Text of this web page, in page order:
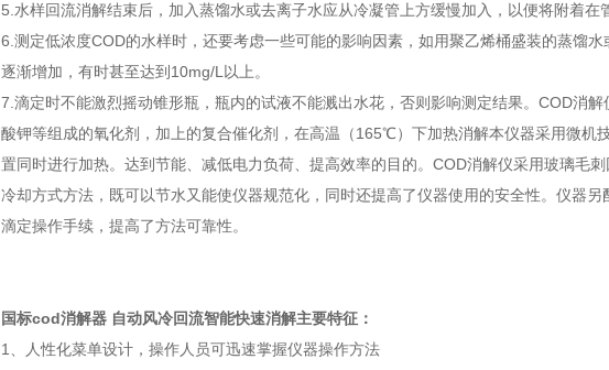
5. 水样回流消解结束后，加入蒸馏水或去离子水应从冷凝管上方缓慢加入，以便将附着在
6. 测定低浓度COD的水样时，还要考虑一些可能的影响因素，如用聚乙烯桶盛装的蒸馏
逐渐增加，有时甚至达到10mg/L以上。
7. 滴定时不能激烈摇动锥形瓶，瓶内的试液不能溅出水花，否则影响测定结果。COD消
酸钾等组成的氧化剂，加上的复合催化剂，在高温（165℃）下加热消解本仪器采用微机
置同时进行加热。达到节能、减低电力负荷、提高效率的目的。COD消解仪采用玻璃毛
冷却方式方法，既可以节水又能使仪器规范化，同时还提高了仪器使用的安全性。仪器
滴定操作手续，提高了方法可靠性。
国标cod消解器 自动风冷回流智能快速消解主要特征：
1
、人性化菜单设计，操作人员可迅速掌握仪器操作方法